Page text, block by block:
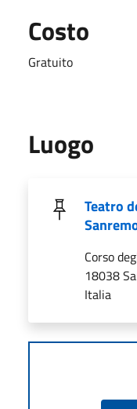
Costo
Gratuito
Luogo
Teatro
Corso
18038
Italia